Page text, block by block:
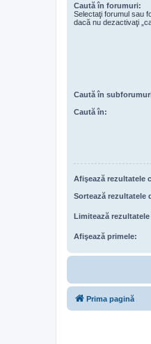
Caută în forumuri:
Selectaţi forumul sau
dacă nu dezactivaţi
Caută în
Caută în:
Afişează rezultatele
Sortează rezultatele
Limitează
Afişează primele:
Prima pagină